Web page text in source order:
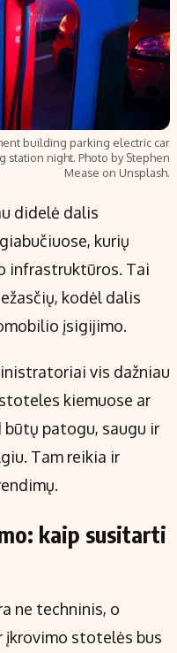
building parking electric car
station night. Photo by Stephen
Mease on Unsplash.
didelė dalis
kurių
infrastruktūros. Tai
kodėl dalis
įsigijimo.
vis dažniau
kiemuose ar
būtų patogu, saugu ir
Tam reikia ir
kaip susitarti
ne techninis, o
įkrovimo stotelės bus